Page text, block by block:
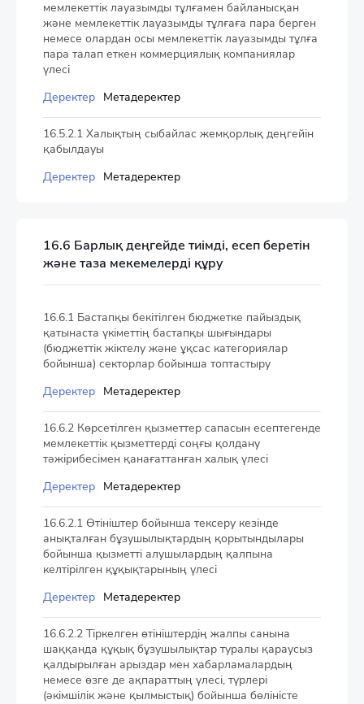
мемлекеттік лауазымды тұлғамен байланысқан
және мемлекеттік лауазымды тұлғаға пара берген
немесе олардан осы мемлекеттік лауазымды тұлға
пара талап еткен коммерциялық компаниялар
үлесі
Деректер Метадеректер
16.5.2.1 Халықтың сыбайлас жемқорлық деңгейін
қабылдауы
Деректер Метадеректер
16.6 Барлық деңгейде тиімді, есеп беретін
және таза мекемелерді құру
16.6.1 Бастапқы бекітілген бюджетке пайыздық
қатынаста үкіметтің бастапқы шығындары
(бюджеттік жіктелу және ұқсас категориялар
бойынша) секторлар бойынша топтастыру
Деректер Метадеректер
16.6.2 Көрсетілген қызметтер сапасын есептегенде
мемлекеттік қызметтерді соңғы қолдану
тәжірибесімен қанағаттанған халық үлесі
Деректер Метадеректер
16.6.2.1 Өтініштер бойынша тексеру кезінде
анықталған бұзушылықтардың қорытындылары
бойынша қызметті алушылардың қалпына
келтірілген құқықтарының үлесі
Деректер Метадеректер
16.6.2.2 Тіркелген өтініштердің жалпы санына
шаққанда құқық бұзушылықтар туралы қараусыз
қалдырылған арыздар мен хабарламалардың
немесе өзге де ақпараттың үлесі, түрлері
(әкімшілік және қылмыстық) бойынша бөліністе